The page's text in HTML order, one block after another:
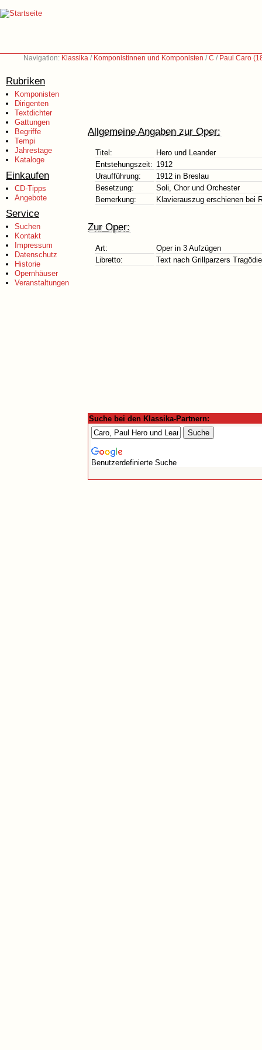
Navigation: Klassika / Komponistinnen und Komponisten /C / Paul Caro
Rubriken
Komponisten
Dirigenten
Textdichter
Gattungen
Begriffe
Tempi
Jahrestage
Kataloge
Einkaufen
CD-Tipps
Angebote
Service
Suchen
Kontakt
Impressum
Datenschutz
Historie
Opernhäuser
Veranstaltungen
Allgemeine Angaben zur Oper:
Titel:
Hero und Leander
Entstehungszeit: 1912
Uraufführung:
1912 in Breslau
Besetzung:
Soli, Chor und Orchester
Bemerkung:
Klavierauszug erschienen bei
Zur Oper:
Art:
Oper in 3 Aufzügen
Libretto:
Text nach Grillparzers
Suche bei den Klassika-Partnern:
Benutzerdefinierte Suche